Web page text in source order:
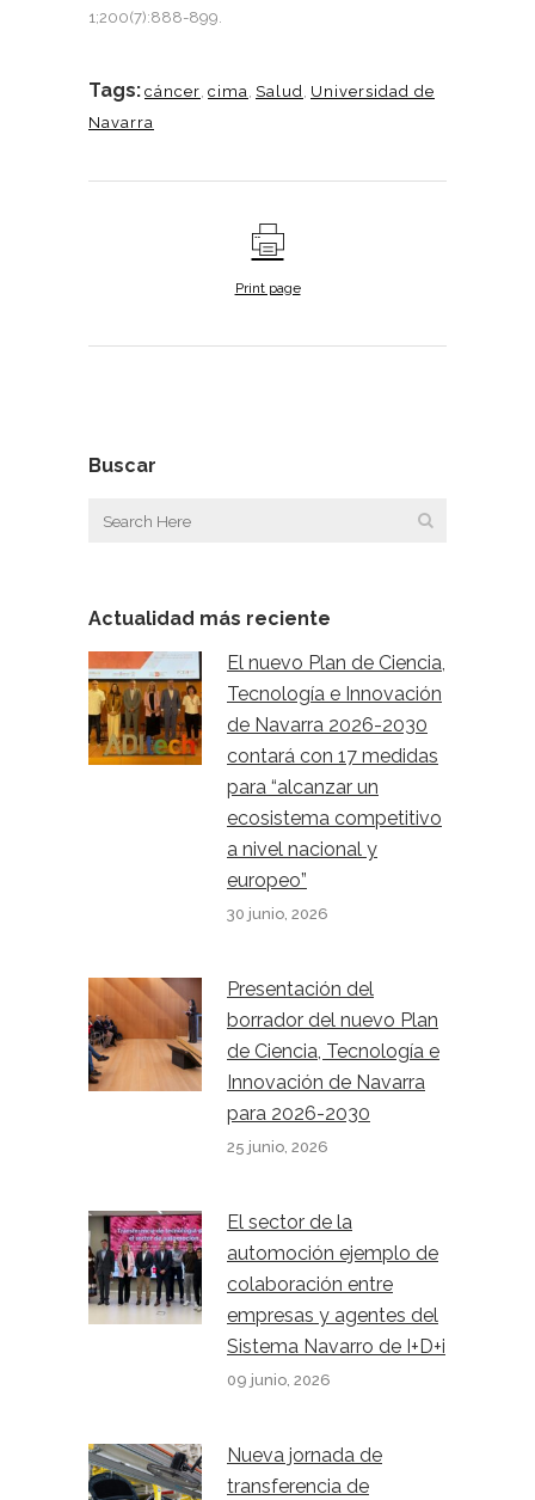
1;200(7):888-899.
Tags: cáncer, cima, Salud, Universidad de
Navarra
Print page
Buscar
Actualidad más reciente
El nuevo Plan de Ciencia,
Tecnología e Innovación
de Navarra 2026-2030
contará con 17 medidas
para “alcanzar un
ecosistema competitivo
a nivel nacional y
europeo”
30 junio, 2026
Presentación del
borrador del nuevo Plan
de Ciencia, Tecnología e
Innovación de Navarra
para 2026-2030
25 junio, 2026
El sector de la
automoción ejemplo de
colaboración entre
empresas y agentes del
Sistema Navarro de I+D+i
09 junio, 2026
Nueva jornada de
transferencia de